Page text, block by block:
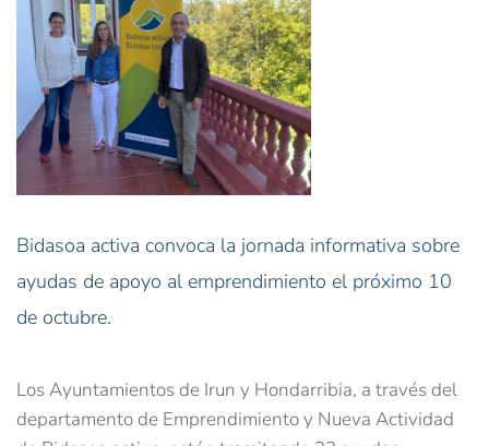
Bidasoa activa convoca la jornada informativa sobre
ayudas de apoyo al emprendimiento el próximo 10
de octubre.
Los Ayuntamientos de Irun y Hondarribia, a través del
departamento de Emprendimiento y Nueva Actividad